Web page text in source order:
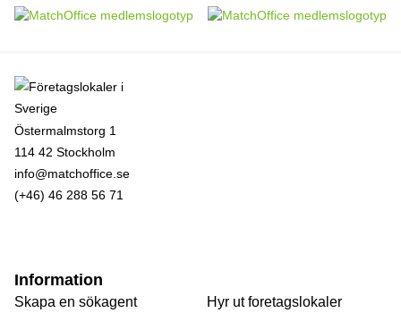
Östermalmstorg 1
114 42 Stockholm
info@matchoffice.se
(+46) 46 288 56 71
Information
Skapa en sökagent
Hyr ut foretagslokaler